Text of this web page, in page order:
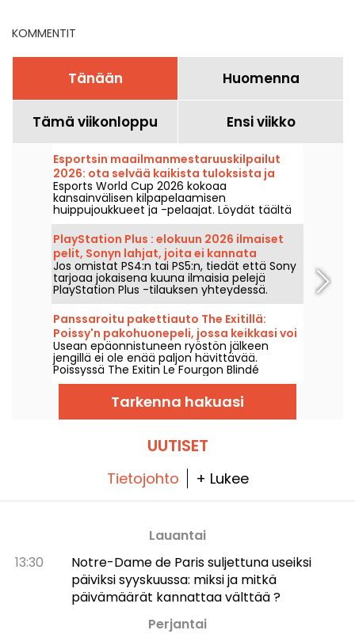
KOMMENTIT
Tänään Huomenna
Tämä viikonloppu Ensi viikko
Esportsin maailmanmestaruuskilpailut
2026: ota selvää kaikista tuloksista ja
jokaisen finaalin mestareista
Esports World Cup 2026 kokoaa
kansainvälisen kilpapelaamisen
huippujoukkueet ja -pelaajat. Löydät täältä
loppuotteluiden tulokset, pelitulokset,
jokaisen turnauksen voittajat sekä
seuraavien otteluiden aikataulun.
PlayStation Plus : elokuun 2026 ilmaiset
pelit, Sonyn lahjat, joita ei kannata
missata
Jos omistat PS4:n tai PS5:n, tiedät että Sony
tarjoaa jokaisena kuuna ilmaisia pelejä
PlayStation Plus -tilauksen yhteydessä.
Joten mitkä ovat elokuun 2026 ilmaiset
pelit? Tutustu tämän kuukauden
valikoimaan.
Panssaroitu pakettiauto The Exitillä:
Poissy'n pakohuonepeli, jossa keikkasi voi
vihdoin onnistua
Usean epäonnistuneen ryöstön jälkeen
jengillä ei ole enää paljon hävittävää.
Poissyssä The Exitin Le Fourgon Blindé
asettaa sinut johtamaan ryöstöä, jolla
tavoitellaan mafian johtajan omaisuutta.
Tarkenna hakuasi
UUTISET
Tietojohto + Lukee
Lauantai
13:30
Notre-Dame de Paris suljettuna useiksi
päiviksi syyskuussa: miksi ja mitkä
päivämäärät kannattaa välttää ?
Perjantai